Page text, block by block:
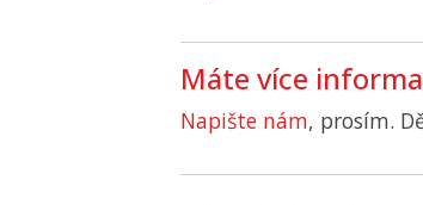
Máte více
Napište nám, prosím.